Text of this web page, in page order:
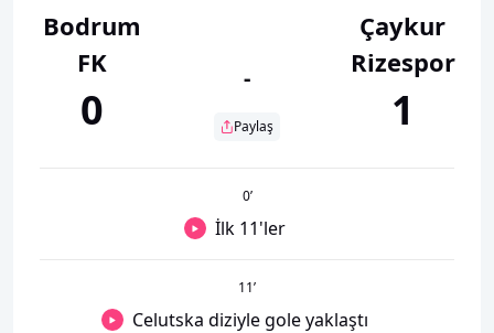
Bodrum
FK
0
-
Paylaş
Çaykur
Rizespor
1
0’
İlk 11'ler
11’
Celutska diziyle gole yaklaştı